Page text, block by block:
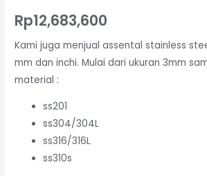
Rp12,683,600
Kami juga menjual assental stainless
mm dan inchi. Mulai dari ukuran 3mm
material :
ss201
ss304/304L
ss316/316L
ss310s